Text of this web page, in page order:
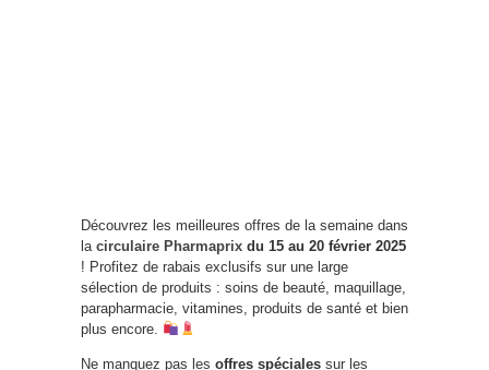
Découvrez les meilleures offres de la semaine dans
la circulaire Pharmaprix du 15 au 20 février 2025
! Profitez de rabais exclusifs sur une large
sélection de produits : soins de beauté, maquillage,
parapharmacie, vitamines, produits de santé et bien
plus encore.
Ne manquez pas les offres spéciales sur les